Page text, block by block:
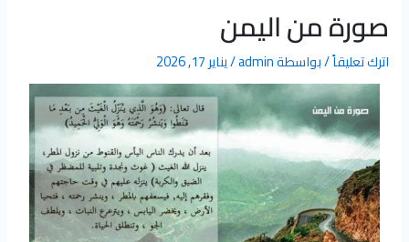
صورة من اليمن
اترك تعليقاً/ بواسطةadmin
/يناير 17, 2026